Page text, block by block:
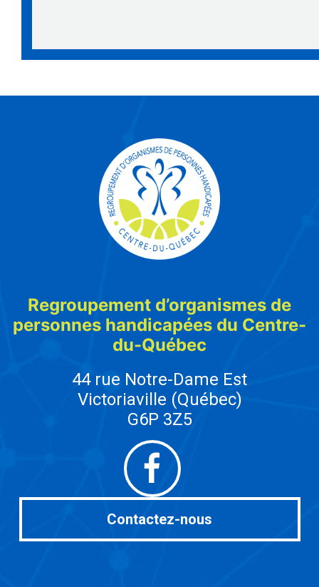
Regroupement d’organismes de
personnes handicapées du Centre-
du-Québec
44 rue Notre-Dame Est
Victoriaville (Québec)
G6P 3Z5
Facebook
Contactez-nous